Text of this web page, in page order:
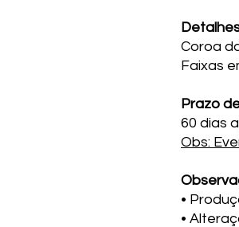
Coroa
Faixas
Prazo
60 dias
Obs:
•
•